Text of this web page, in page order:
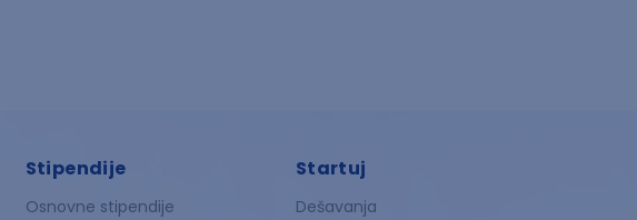
Stipendije
Osnovne stipendije
Startuj
Dešavanja